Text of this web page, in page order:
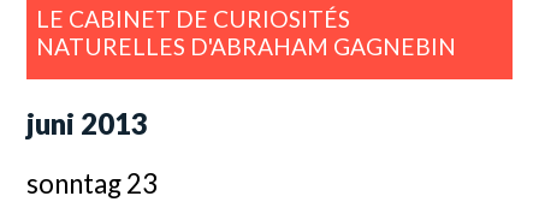
LE CABINET DE CURIOSITÉS
NATURELLES D'ABRAHAM GAGNEBIN
juni 2013
sonntag 23